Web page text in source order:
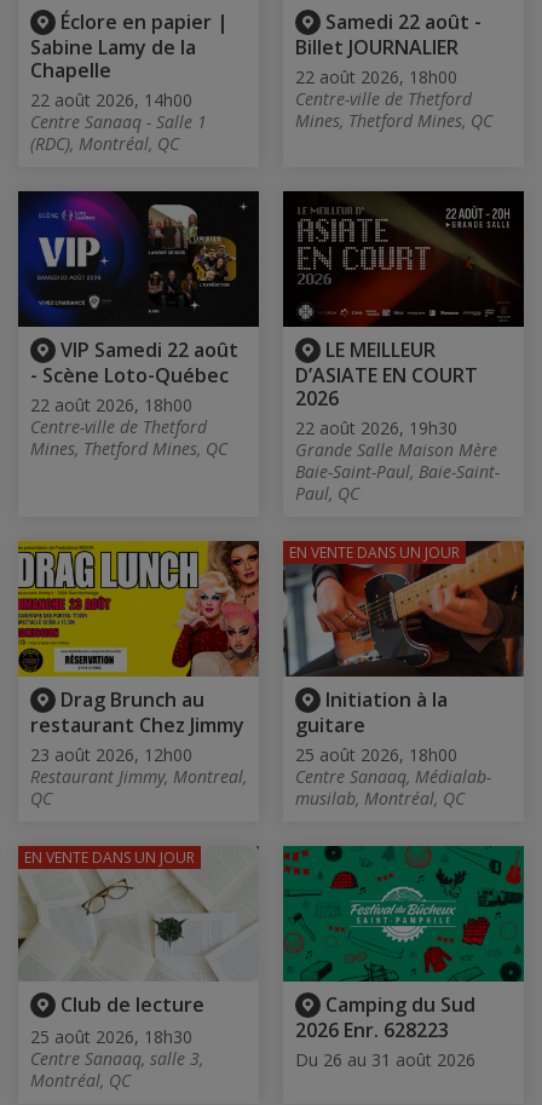
Éclore en papier |
Sabine Lamy de la
Chapelle
22 août 2026, 14h00
Centre Sanaaq - Salle 1
(RDC), Montréal, QC
Samedi 22 août -
Billet JOURNALIER
22 août 2026, 18h00
Centre-ville de Thetford
Mines, Thetford Mines, QC
VIP Samedi 22 août
- Scène Loto-Québec
22 août 2026, 18h00
Centre-ville de Thetford
Mines, Thetford Mines, QC
LE MEILLEUR
D’ASIATE EN COURT
2026
22 août 2026, 19h30
Grande Salle Maison Mère
Baie-Saint-Paul, Baie-Saint-
Paul, QC
Drag Brunch au
restaurant Chez Jimmy
23 août 2026, 12h00
Restaurant Jimmy, Montreal,
QC
Initiation à la
guitare
25 août 2026, 18h00
Centre Sanaaq, Médialab-
musilab, Montréal, QC
EN VENTE DANS UN JOUR
Club de lecture
25 août 2026, 18h30
Centre Sanaaq, salle 3,
Montréal, QC
EN VENTE DANS UN JOUR
Camping du Sud
2026 Enr. 628223
Du 26 au 31 août 2026